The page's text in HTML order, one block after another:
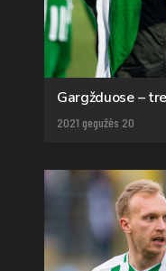
Gargžduose –
2021 gegužės 20